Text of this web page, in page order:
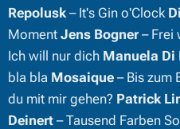
Repolusk– It's Gin o'Clock
Moment Jens Bogner – Frei
Ich will nur dich Manuela Di
bla bla Mosaique – Bis zum
du mit mir gehen? Patrick
Deinert – Tausend Farben